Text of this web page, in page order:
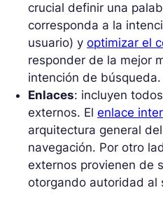
crucial definir una
corresponda a la
usuario) y optimizar el
responder de la mejor
intención de búsqueda.
Enlaces: incluyen
externos. El enlace
arquitectura general
navegación. Por otro
externos provienen de
otorgando autoridad al